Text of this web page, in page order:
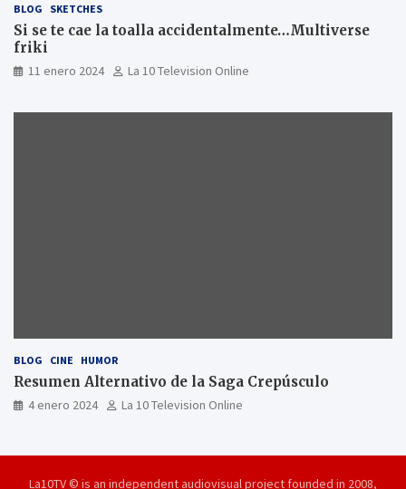
BLOG SKETCHES
Si se te cae la toalla accidentalmente…Multiverse
friki
11 enero 2024 La 10 Television Online
BLOG CINE HUMOR
Resumen Alternativo de la Saga Crepúsculo
4 enero 2024 La 10 Television Online
La10TV © is an independent audiovisual project founded in 2008,